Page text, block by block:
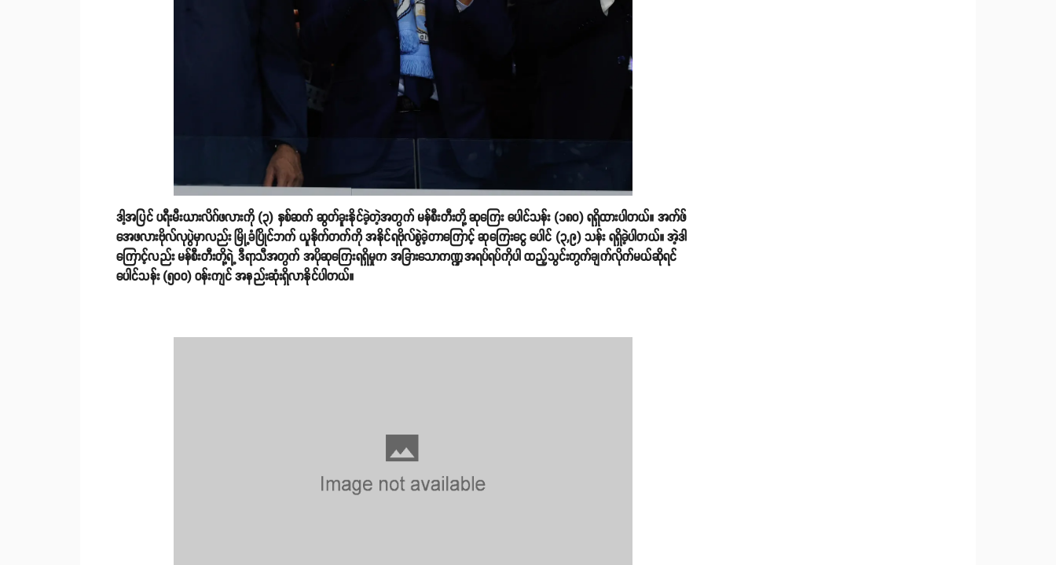
ဒါ့အပြင် ပရီးမီးယားလိဂ်ဖလားကို (၃) နှစ်ဆက် ဆွတ်ခူးနိုင်ခဲ့တဲ့အတွက် မန်စီးတီးတို့ ဆုကြေး ပေါင်သန်း (၁၈၀) ရရှိထားပါတယ်။ အက်ဖ်
အေဖလားဗိုလ်လုပွဲမှာလည်း မြို့ခံပြိုင်ဘက် ယူနိုက်တက်ကို အနိုင်ရဗိုလ်စွဲခဲ့တာကြောင့် ဆုကြေးငွေ ပေါင် (၃,၉) သန်း ရရှိခဲ့ပါတယ်။ အဲ့ဒါ
ကြောင့်လည်း မန်စီးတီးတို့ရဲ့ ဒီရာသီအတွက် အပိုဆုကြေးရရှိမှုက အခြားသောကဏ္ဍအရပ်ရပ်ကိုပါ ထည့်သွင်းတွက်ချက်လိုက်မယ်ဆိုရင်
ပေါင်သန်း (၅၀၀) ဝန်းကျင် အနည်းဆုံးရှိလာနိုင်ပါတယ်။